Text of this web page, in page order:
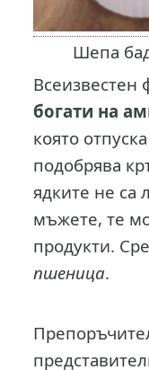
Шепа
Всеизвестен
богати на
която
подобрява
ядките не са
мъжете, те
продукти.
пшеница.